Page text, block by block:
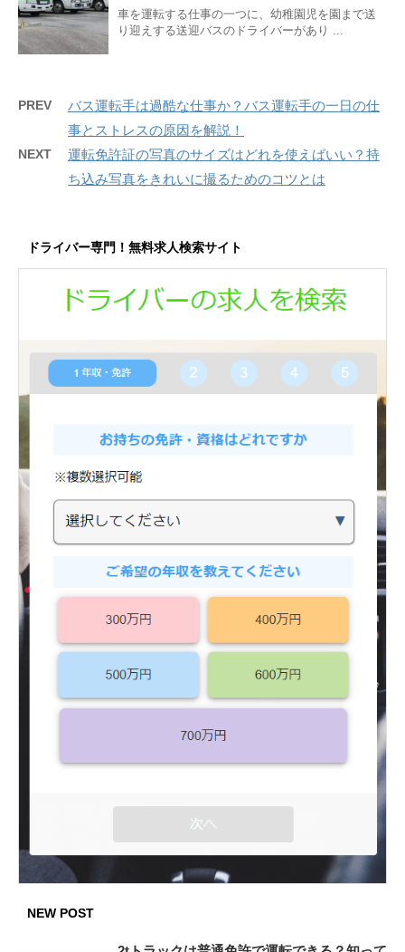
車を運転する仕事の一つに、幼稚園児を園まで送
り迎えする送迎バスのドライバーがあり ...
PREV
バス運転手は過酷な仕事か？バス運転手の一日の仕
事とストレスの原因を解説！
NEXT
運転免許証の写真のサイズはどれを使えばいい？持
ち込み写真をきれいに撮るためのコツとは
ドライバー専門！無料求人検索サイト
NEW POST